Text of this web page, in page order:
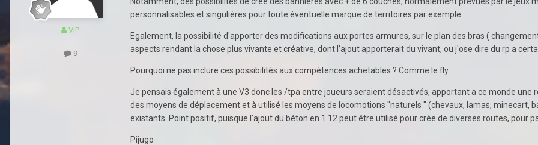
VIP
9
personnalisables et singulières pour toute éventuelle marque de territoires par exemple.
Egalement, la possibilité d'apporter des modifications aux portes armures, sur le plan des bras (
aspects rendant la chose plus vivante et créative, dont l'ajout apporterait du vivant, ou j'ose dire du rp a
Pourquoi ne pas inclure ces possibilités aux compétences achetables ? Comme le fly.
Je pensais également à une V3 donc les /tpa entre joueurs seraient désactivés, apportant a ce monde
des moyens de déplacement et à utilisé les moyens de locomotions "naturels " (chevaux, lamas, minecart,
existants. Point positif, puisque l'ajout du béton en 1.12 peut être utilisé pour crée de diverses routes, pour
Pijugo